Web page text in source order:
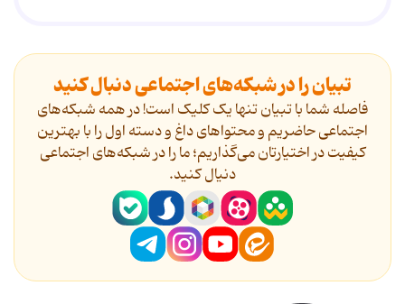
تبیان را در شبکه‌های اجتماعی دنبال کنید
فاصله شما با تبیان تنها یک کلیک است! در همه شبکه‌های
اجتماعی حاضریم و محتواهای داغ و دسته اول را با بهترین
کیفیت در اختیارتان می‌گذاریم؛ ما را در شبکه‌های اجتماعی
دنیال کنید.